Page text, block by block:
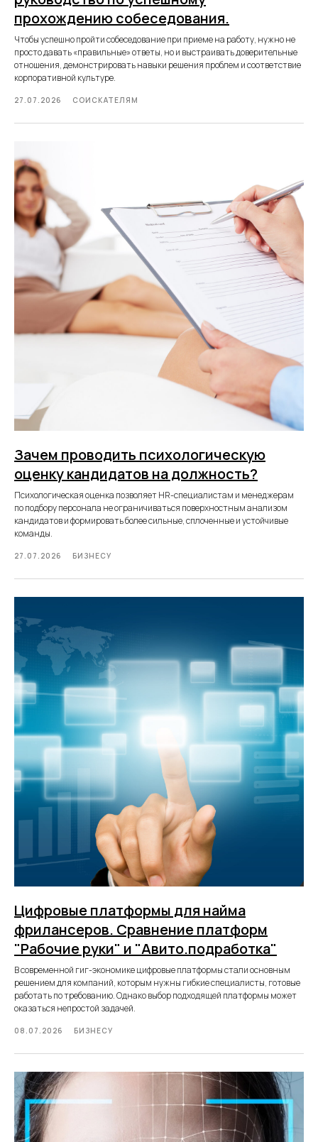
прохождению собеседования.
Чтобы успешно пройти собеседование при приеме на работу, нужно не
просто давать «правильные» ответы, но и выстраивать доверительные
отношения, демонстрировать навыки решения проблем и соответствие
корпоративной культуре.
27.07.2026 СОИСКАТЕЛЯМ
Зачем проводить психологическую
оценку кандидатов на должность?
Психологическая оценка позволяет HR-специалистам и менеджерам
по подбору персонала не ограничиваться поверхностным анализом
кандидатов и формировать более сильные, сплоченные и устойчивые
команды.
27.07.2026 БИЗНЕСУ
Цифровые платформы для найма
фрилансеров. Сравнение платформ
"Рабочие руки" и "Авито.подработка"
В современной гиг-экономике цифровые платформы стали основным
решением для компаний, которым нужны гибкие специалисты, готовые
работать по требованию. Однако выбор подходящей платформы может
оказаться непростой задачей.
08.07.2026 БИЗНЕСУ